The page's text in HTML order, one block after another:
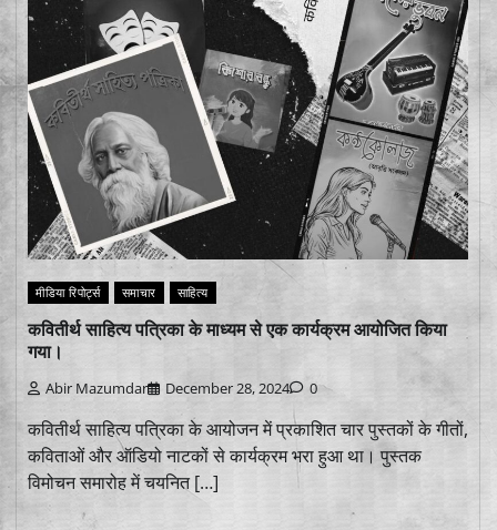
मीडिया रिपोर्ट्स समाचार साहित्य
कवितीर्थ साहित्य पत्रिका के माध्यम से एक कार्यक्रम आयोजित किया
गया।
Abir Mazumdar December 28, 2024 0
कवितीर्थ साहित्य पत्रिका के आयोजन में प्रकाशित चार पुस्तकों के गीतों,
कविताओं और ऑडियो नाटकों से कार्यक्रम भरा हुआ था। पुस्तक
विमोचन समारोह में चयनित […]